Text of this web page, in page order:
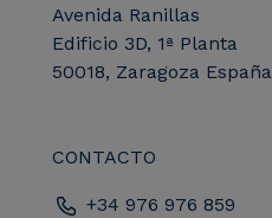
Avenida Ranillas
Edificio 3D, 1ª Planta
50018, Zaragoza España
CONTACTO
+34 976 976 859